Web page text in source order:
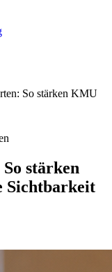
So stärken KMU
stärken
Sichtbarkeit